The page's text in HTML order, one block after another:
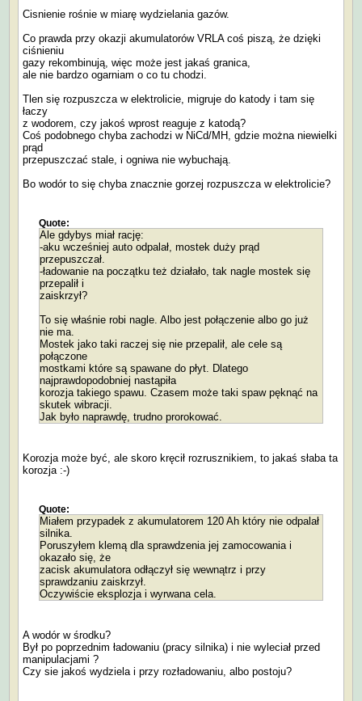
Cisnienie rośnie w miarę wydzielania gazów.
Co prawda przy okazji akumulatorów VRLA coś piszą, że dzięki
ciśnieniu
gazy rekombinują, więc może jest jakaś granica,
ale nie bardzo ogarniam o co tu chodzi.
Tlen się rozpuszcza w elektrolicie, migruje do katody i tam się
łaczy
z wodorem, czy jakoś wprost reaguje z katodą?
Coś podobnego chyba zachodzi w NiCd/MH, gdzie można niewielki
prąd
przepuszczać stale, i ogniwa nie wybuchają.
Bo wodór to się chyba znacznie gorzej rozpuszcza w elektrolicie?
Quote:
Ale gdybys miał rację:
-aku wcześniej auto odpalał, mostek duży prąd
przepuszczał.
-ładowanie na początku też działało, tak nagle mostek się
przepalił i
zaiskrzył?
To się właśnie robi nagle. Albo jest połączenie albo go już
nie ma.
Mostek jako taki raczej się nie przepalił, ale cele są
połączone
mostkami które są spawane do płyt. Dlatego
najprawdopodobniej nastąpiła
korozja takiego spawu. Czasem może taki spaw pęknąć na
skutek wibracji.
Jak było naprawdę, trudno prorokować.
Korozja może być, ale skoro kręcił rozrusznikiem, to jakaś słaba ta
korozja :-)
Quote:
Miałem przypadek z akumulatorem 120 Ah który nie odpalał
silnika.
Poruszyłem klemą dla sprawdzenia jej zamocowania i
okazało się, że
zacisk akumulatora odłączył się wewnątrz i przy
sprawdzaniu zaiskrzył.
Oczywiście eksplozja i wyrwana cela.
A wodór w środku?
Był po poprzednim ładowaniu (pracy silnika) i nie wyleciał przed
manipulacjami ?
Czy sie jakoś wydziela i przy rozładowaniu, albo postoju?